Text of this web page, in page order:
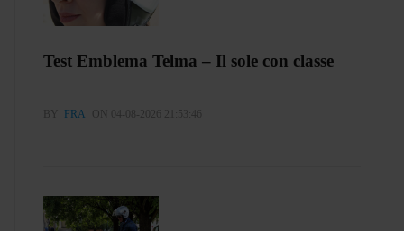
Test Emblema Telma – Il sole con classe
BY FRA ON 04-08-2026 21:53:46